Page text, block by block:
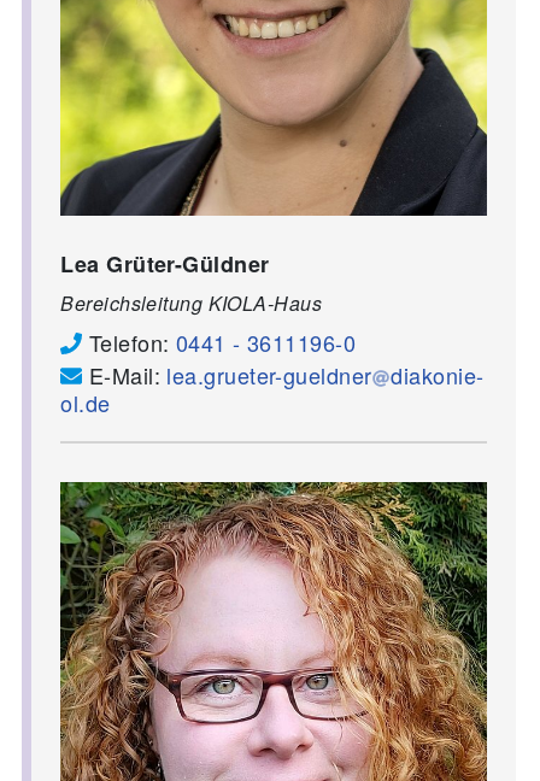
Lea Grüter-Güldner
Bereichsleitung KIOLA-Haus
Telefon: 0441 - 3611196-0
E-Mail: lea.grueter-gueldner
diakonie-
ol.de